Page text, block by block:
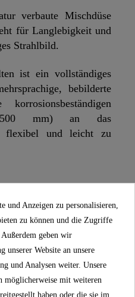
verbaute Mischdüse
für Langlebigkeit und
Strahlbild.
ist ein vollständiges
bebilderte
(500 mm) an das
flexibel und leicht zu
UBA Messing
und Anzeigen zu personalisieren,
zu können und die Zugriffe
Außerdem geben wir
unserer Website an unsere
und Analysen weiter. Unsere
möglicherweise mit weiteren
haben oder die sie im